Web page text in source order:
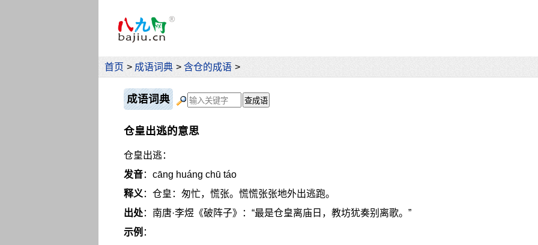
首页 > 成语词典 > 含仓的成语 >
成语词典
仓皇出逃的意思
仓皇出逃：
发音：cāng huáng chū táo
释义 ：仓皇：匆忙，慌张。慌慌张张地外出逃跑。
出处：南唐·李煜《破阵子》：“最是仓皇离庙日，教坊犹奏别离歌。”
示例 ：